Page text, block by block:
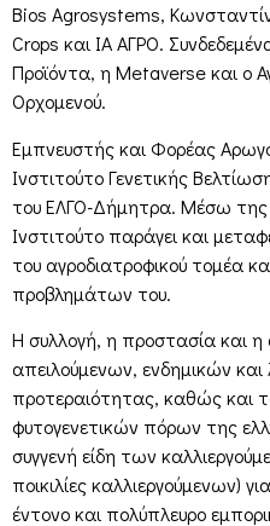
Bios Agrosystems,
Crops και IA ΑΓΡΟ.
Προϊόντα, η Metaverse και ο
Ορχομενού.
Εμπνευστής και Φορέας
Ινστιτούτο Γενετικής
του ΕΛΓΟ-Δήμητρα. Μέσω της
Ινστιτούτο παράγει και
του αγροδιατροφικού τομέα
προβλημάτων του.
Η συλλογή, η προστασία και η
απειλούμενων, ενδημικών
προτεραιότητας, καθώς και
φυτογενετικών πόρων της
συγγενή είδη των
ποικιλίες καλλιεργούμενων)
έντονο και πολύπλευρο